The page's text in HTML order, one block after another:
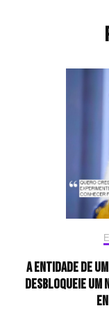
A entidade de
desbloqueie um